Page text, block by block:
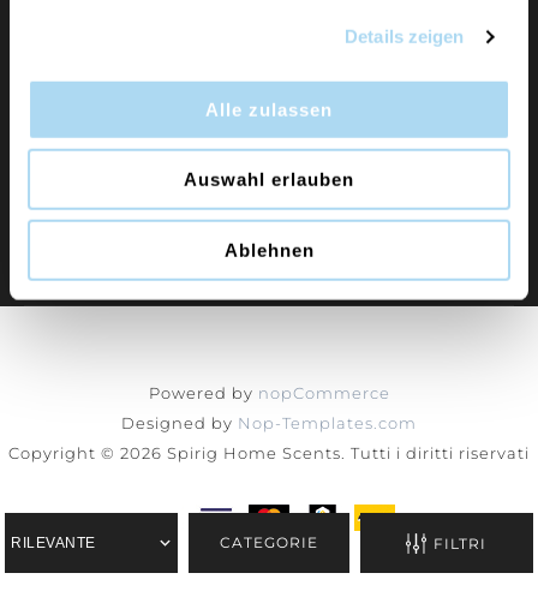
Details zeigen
Alle zulassen
Auswahl erlauben
Ablehnen
FILTRI
CATEGORIE
Informazioni
Servizio Clienti
Profilo
Powered by nopCommerce
Designed by Nop-Templates.com
Copyright © 2026 Spirig Home Scents. Tutti i diritti riservati